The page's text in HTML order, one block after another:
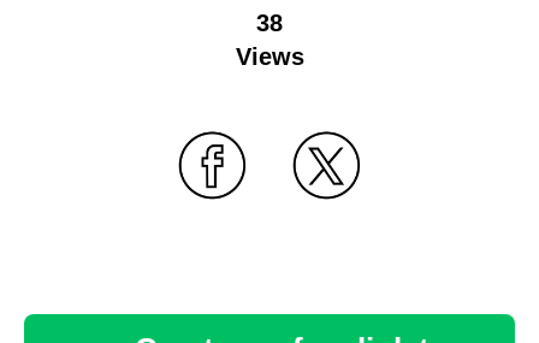
38
Views